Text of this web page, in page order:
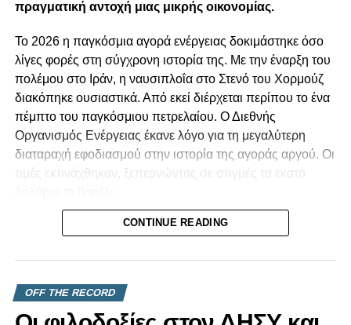
πραγματική αντοχή μιας μικρής οικονομίας.
Το 2026 η παγκόσμια αγορά ενέργειας δοκιμάστηκε όσο
λίγες φορές στη σύγχρονη ιστορία της. Με την έναρξη του
πολέμου στο Ιράν, η ναυσιπλοΐα στο Στενό του Χορμούζ
διακόπηκε ουσιαστικά. Από εκεί διέρχεται περίπου το ένα
πέμπτο του παγκόσμιου πετρελαίου. Ο Διεθνής
Οργανισμός Ενέργειας έκανε λόγο για τη μεγαλύτερη
διαταραχή εφοδιασμού στην ιστορία της αγοράς αργού. Οι
τιμές εκτινάχθηκαν, ξεπερνώντας σε στιγμές τα εκατό
Για μια χώρα όπως η Κυπριακή Δημοκρατία, που
μέσω εισαγωγών, ένα τέτοιο σοκ δεν είναι μια αφηρημένη
είδηση από τα διεθνή. Το νιώθουμε. Το βλέπουμε στο
κόστος των μεταφορών, στην τιμή του ρεύματος, στο
καθημερινό καλάθι του νοικοκυριού. Οι μικρές οικονομίες
CONTINUE READING
OFF THE RECORD